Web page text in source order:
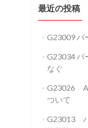
最近の投稿
G23009 バ
G23034 バ
なぐ
G23026
ついて
G23013